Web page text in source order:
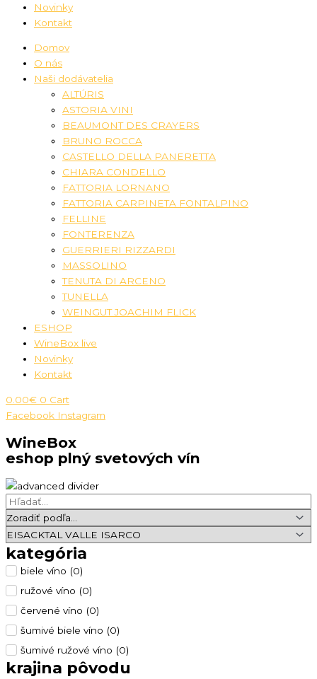
Novinky
Kontakt
Domov
O nás
Naši dodávatelia
ALTÚRIS
ASTORIA VINI
BEAUMONT DES CRAYERS
BRUNO ROCCA
CASTELLO DELLA PANERETTA
CHIARA CONDELLO
FATTORIA LORNANO
FATTORIA CARPINETA FONTALPINO
FELLINE
FONTERENZA
GUERRIERI RIZZARDI
MASSOLINO
TENUTA DI ARCENO
TUNELLA
WEINGUT JOACHIM FLICK
ESHOP
WineBox live
Novinky
Kontakt
0.00€ 0 Cart
Facebook Instagram
WineBox
eshop plný svetových vín
kategória
biele víno (0)
ružové víno (0)
červené víno (0)
šumivé biele víno (0)
šumivé ružové víno (0)
krajina pôvodu